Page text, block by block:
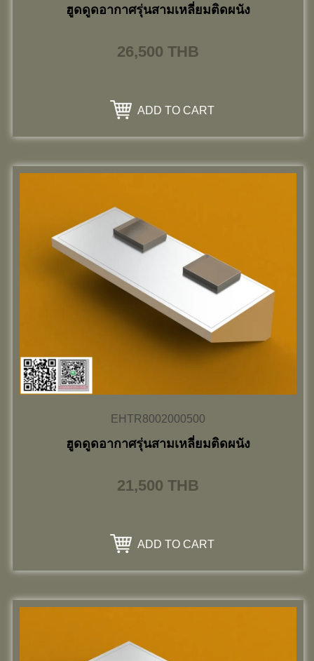
ฮูดดูดอากาศรุ่นสามเหลี่ยมติดผนัง
26,500 THB
ADD TO CART
EHTR8002000500
ฮูดดูดอากาศรุ่นสามเหลี่ยมติดผนัง
21,500 THB
ADD TO CART